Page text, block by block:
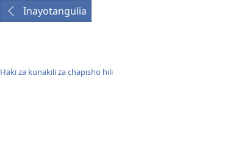
Inayotangulia
Haki za kunakili za chapisho hili